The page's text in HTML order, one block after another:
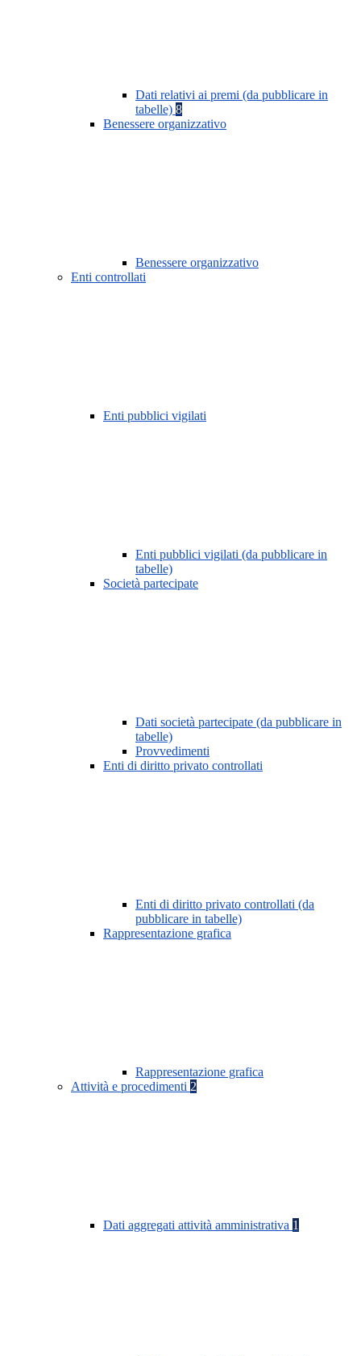
Dati relativi ai premi (da pubblicare in
tabelle) 8
Benessere organizzativo
Benessere organizzativo
Enti controllati
Enti pubblici vigilati
Enti pubblici vigilati (da pubblicare in
tabelle)
Società partecipate
Dati società partecipate (da pubblicare in
tabelle)
Provvedimenti
Enti di diritto privato controllati
Enti di diritto privato controllati (da
pubblicare in tabelle)
Rappresentazione grafica
Rappresentazione grafica
Attività e procedimenti 2
Dati aggregati attività amministrativa 1